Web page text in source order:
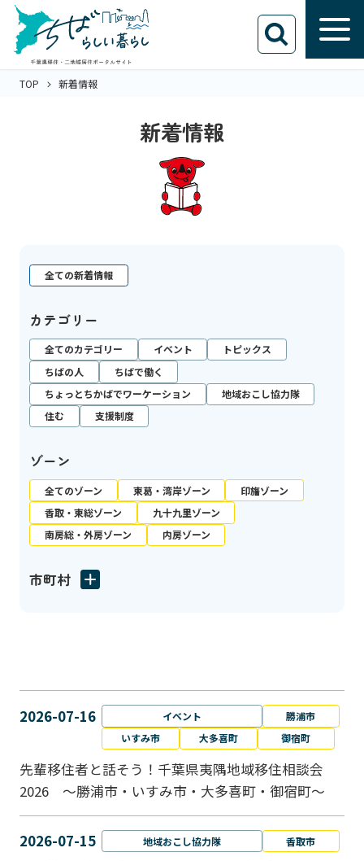
TOP 新着情報
新着情報
全ての新着情報
カテゴリー
全てのカテゴリー イベント
トピックス
ちばの人
ちばで働く
ちょっとちかばでワーケーション
地域おこし協力隊
住む
支援制度
ゾーン
全てのゾーン 東葛・湾岸ゾーン
印旛ゾーン
香取・東総ゾーン
九十九里ゾーン
南房総・外房ゾーン
内房ゾーン
市町村
2026-07-16 イベント
勝浦市
いすみ市
大多喜町 御宿町
先輩移住者と話そう！千葉県夷隅地域移住相談会
2026 ～勝浦市・いすみ市・大多喜町・御宿町～
2026-07-15 地域おこし協力隊 香取市